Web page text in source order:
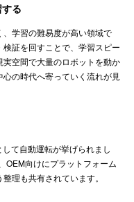
る
学習の難易度が高い領域で
証を回すことで、学習スピー
実空間で大量のロボットを動か
の時代へ寄っていく流れが見
て自動運転が挙げられまし
OEM向けにプラットフォーム
理も共有されています。